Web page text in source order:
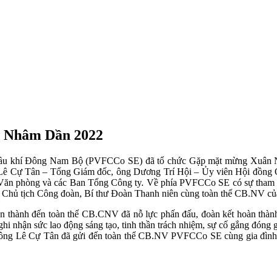
Dần 2022
khí Đông Nam Bộ (PVFCCo SE) đã tổ chức Gặp mặt mừng
Cự Tân – Tổng Giám đốc, ông Dương Trí Hội – Ủy viên Hội
phòng và các Ban Tổng Công ty. Về phía PVFCCo SE có sự
tịch Công đoàn, Bí thư Đoàn Thanh niên cùng toàn thể CB.NV
đến toàn thể CB.CNV đã nỗ lực phấn đấu, đoàn kết hoàn
nhận sức lao động sáng tạo, tinh thần trách nhiệm, sự cố gắng
Lê Cự Tân đã gửi đến toàn thể CB.NV PVFCCo SE cùng gia